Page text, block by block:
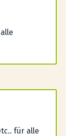
für alle